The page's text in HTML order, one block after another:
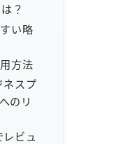
？
い略
方法
スプ
のリ
ビュ